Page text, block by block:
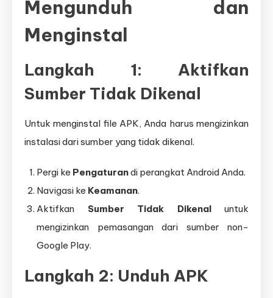
Mengunduh dan
Menginstal
Langkah 1: Aktifkan
Sumber Tidak Dikenal
Untuk menginstal file APK, Anda harus mengizinkan
instalasi dari sumber yang tidak dikenal.
Pergi ke Pengaturandi perangkat Android Anda.
Navigasi ke Keamanan.
Aktifkan Sumber Tidak Dikenaluntuk
mengizinkan pemasangan dari sumber non-
Google Play.
Langkah 2: Unduh APK